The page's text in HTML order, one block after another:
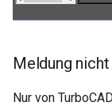
Meldung
Nur von